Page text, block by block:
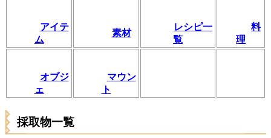
アイテ
ム
素材
レシピ一
覧
料
理
オブジ
ェ
マウン
ト
採取物一覧